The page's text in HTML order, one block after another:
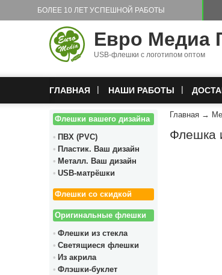
Перейти к основному содержанию
БОЛЕЕ 10 ЛЕТ УСПЕШНОЙ РАБОТЫ
Евро Медиа
USB-флешки с логотипом оптом
ГЛАВНАЯ НАШИ РАБОТЫ
Флешки вашего дизайна
ПВХ (PVC)
Пластик. Ваш дизайн
Металл. Ваш дизайн
USB-матрёшки
Флешки со скидкой
Оригинальные флешки
Флешки из стекла
Светящиеся флешки
Из акрила
Флэшки-буклет
Главная →